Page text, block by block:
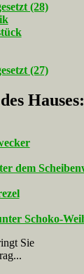
(28)
(27)
Hauses:
Sie